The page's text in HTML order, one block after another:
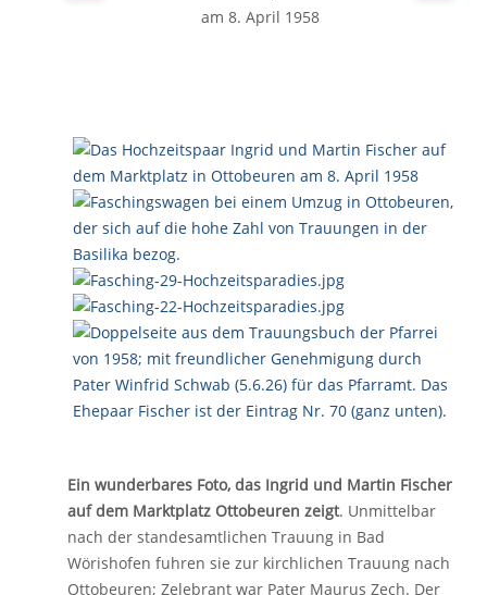
am 8. April 1958
Ein wunderbares Foto, das Ingrid und Martin Fischer
auf dem Marktplatz Ottobeuren zeigt. Unmittelbar
nach der standesamtlichen Trauung in Bad
Wörishofen fuhren sie zur kirchlichen Trauung nach
Ottobeuren; Zelebrant war Pater Maurus Zech. Der